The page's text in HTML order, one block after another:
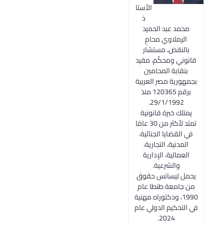
الأستا
ذ
محمد عبد الحميد
الرملاوي محامٍ
بالنقض، مستشار
قانوني ومحكّم، مقيد
بنقابة المحامين
بجمهورية مصر العربية
برقم 120365 منذ
29/1/1992.
يمتلك خبرة قانونية
تمتد لأكثر من 30 عامًا
في القضايا الجنائية،
المدنية، التجارية،
العمالية، الإدارية
والشرعية.
يحمل ليسانس حقوق
من جامعة طنطا عام
1990، ودكتوراه مهنية
في التحكيم الدولي عام
2024.